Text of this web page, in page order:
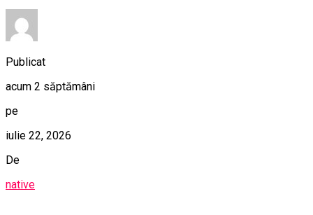
Publicat
acum 2 săptămâni
pe
iulie 22, 2026
De
native